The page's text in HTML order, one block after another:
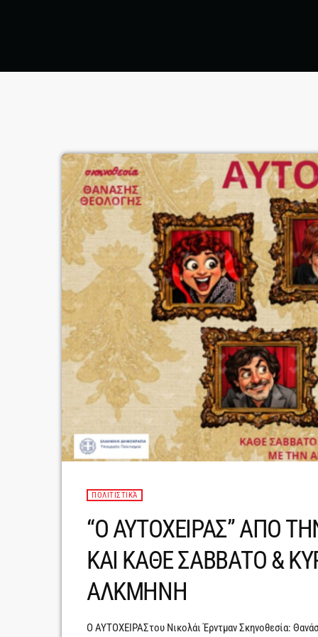
ΠΟΛΙΤΙΣΤΙΚΆ
“Ο ΑΥΤΟΧΕΙΡΑΣ” ΑΠΟ
ΚΑΙ ΚΑΘΕ ΣΑΒΒΑΤΟ &
ΑΛΚΜΗΝΗ
Ο ΑΥΤΟΧΕΙΡΑΣτου Νικολάι Έρντμαν Σκηνοθεσία: